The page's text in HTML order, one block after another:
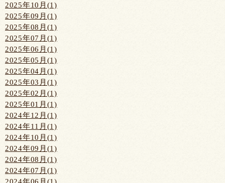
2025年10月(1)
2025年09月(1)
2025年08月(1)
2025年07月(1)
2025年06月(1)
2025年05月(1)
2025年04月(1)
2025年03月(1)
2025年02月(1)
2025年01月(1)
2024年12月(1)
2024年11月(1)
2024年10月(1)
2024年09月(1)
2024年08月(1)
2024年07月(1)